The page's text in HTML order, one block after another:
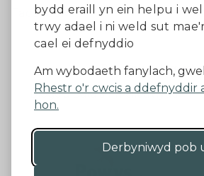
bydd eraill yn ein helpu i
trwy adael i ni weld sut
cael ei defnyddio
Am wybodaeth fanylach,
Rhestr o'r cwcis a ddefnyddir
hon.
Derbyniwyd pob
Facebook
Datganiad
Diogelu Data a Phreifatrwydd